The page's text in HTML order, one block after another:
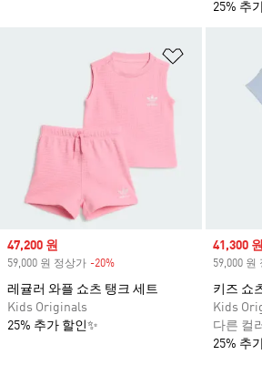
25% 추
위시리스
Sale price
47,200 원
59,000 원 정상가 -20%
레귤러 와플 쇼츠 탱크 세트
Kids Originals
25% 추가 할인✨
Sale
41,300 원
59,000 원
키즈 쇼
Kids
다른 컬
25% 추